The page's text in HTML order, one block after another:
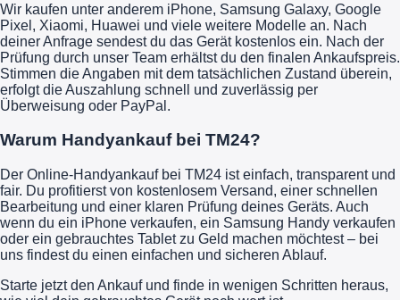
Wir kaufen unter anderem iPhone, Samsung Galaxy, Google
Pixel, Xiaomi, Huawei und viele weitere Modelle an. Nach
deiner Anfrage sendest du das Gerät kostenlos ein. Nach der
Prüfung durch unser Team erhältst du den finalen Ankaufspreis.
Stimmen die Angaben mit dem tatsächlichen Zustand überein,
erfolgt die Auszahlung schnell und zuverlässig per
Überweisung oder PayPal.
Warum Handyankauf bei TM24?
Der Online-Handyankauf bei TM24 ist einfach, transparent und
fair. Du profitierst von kostenlosem Versand, einer schnellen
Bearbeitung und einer klaren Prüfung deines Geräts. Auch
wenn du ein iPhone verkaufen, ein Samsung Handy verkaufen
oder ein gebrauchtes Tablet zu Geld machen möchtest – bei
uns findest du einen einfachen und sicheren Ablauf.
Starte jetzt den Ankauf und finde in wenigen Schritten heraus,